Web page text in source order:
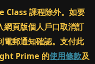
Class 課程除外。如要
網頁版個人戶口取消訂
電郵通知確認。支付此
Prime 的使用條款及